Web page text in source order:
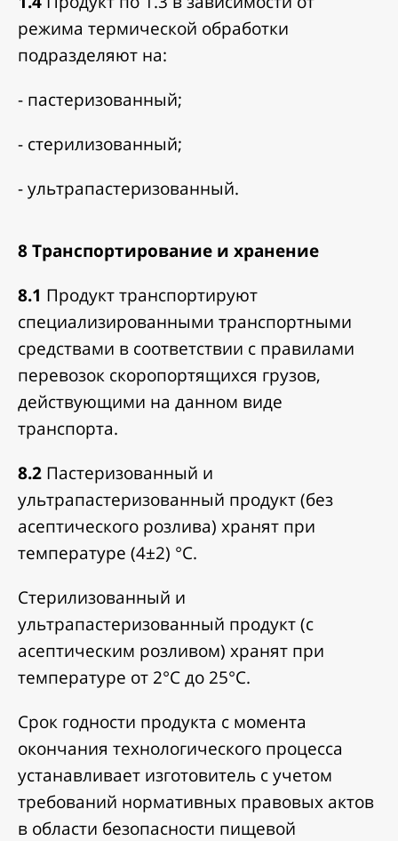
режима термической обработки
подразделяют на:
- пастеризованный;
- стерилизованный;
- ультрапастеризованный.
8 Транспортирование и хранение
8.1 Продукт транспортируют
специализированными транспортными
средствами в соответствии с правилами
перевозок скоропортящихся грузов,
действующими на данном виде
транспорта.
8.2 Пастеризованный и
ультрапастеризованный продукт (без
асептического розлива) хранят при
температуре (4±2) °С.
Стерилизованный и
ультрапастеризованный продукт (с
асептическим розливом) хранят при
температуре от 2°С до 25°С.
Срок годности продукта с момента
окончания технологического процесса
устанавливает изготовитель с учетом
требований нормативных правовых актов
в области безопасности пищевой